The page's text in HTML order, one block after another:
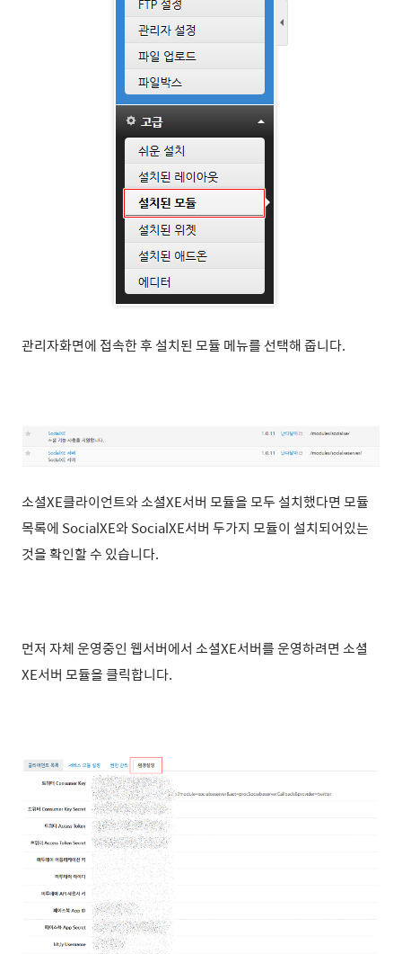
관리자화면에 접속한 후 설치된 모듈 메뉴를 선택해 줍니다.
소셜XE클라이언트와 소셜XE서버 모듈을 모두 설치했다면 모듈
목록에 SocialXE와 SocialXE서버 두가지 모듈이 설치되어있는
것을 확인할 수 있습니다.
먼저 자체 운영중인 웹서버에서 소셜XE서버를 운영하려면 소셜
XE서버 모듈을 클릭합니다.